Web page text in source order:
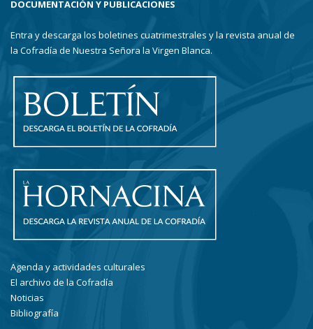
DOCUMENTACIÓN Y PUBLICACIONES
Entra y descarga los boletines cuatrimestrales y la revista anual de
la Cofradía de Nuestra Señora la Virgen Blanca.
Agenda y actividades culturales
El archivo de la Cofradía
Noticias
Bibliografía